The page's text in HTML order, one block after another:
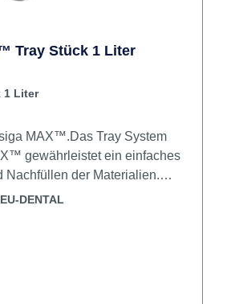
Tray Stück 1 Liter
1 Liter
MAX™.Das Tray System
gewährleistet ein einfaches
Nachfüllen der Materialien.
umfasst vier verschiedene
wobei die maximale Füllhöhe
einem RFID-Chip
das beim Druckvorgang
DENTAL